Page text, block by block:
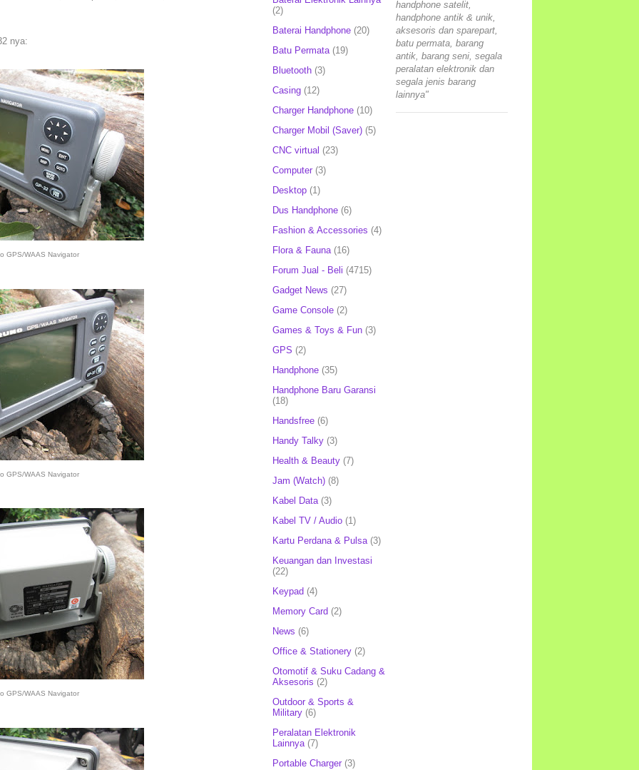
nya:
GPS/WAAS Navigator
GPS/WAAS Navigator
GPS/WAAS Navigator
(2)
Baterai Handphone (20)
Batu Permata (19)
Bluetooth (3)
Casing (12)
Charger Handphone (10)
Charger Mobil (Saver) (5)
CNC virtual (23)
Computer (3)
Desktop (1)
Dus Handphone (6)
Fashion & Accessories (4)
Flora & Fauna (16)
Forum Jual - Beli (4715)
Gadget News (27)
Game Console (2)
Games & Toys & Fun (3)
GPS (2)
Handphone (35)
Handphone Baru Garansi
(18)
Handsfree (6)
Handy Talky (3)
Health & Beauty (7)
Jam (Watch) (8)
Kabel Data (3)
Kabel TV / Audio (1)
Kartu Perdana & Pulsa (3)
Keuangan dan Investasi
(22)
Keypad (4)
Memory Card (2)
News (6)
Office & Stationery (2)
Otomotif & Suku Cadang &
Aksesoris (2)
Outdoor & Sports &
Military (6)
Peralatan Elektronik
Lainnya (7)
Portable Charger (3)
handphone satelit,
handphone antik & unik,
aksesoris dan sparepart,
batu permata, barang
antik, barang seni, segala
peralatan elektronik dan
segala jenis barang
lainnya"